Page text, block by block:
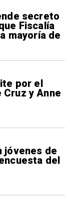
secreto
Fiscalía
mayoría de
por el
y Anne
jóvenes de
del